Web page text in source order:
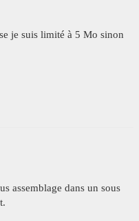
je suis limité à 5 Mo sinon
assemblage dans un sous